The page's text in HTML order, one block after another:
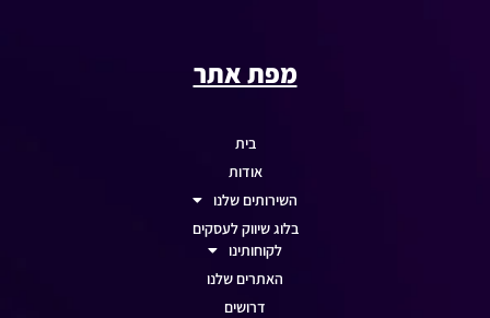
מפת אתר
בית
אודות
השירותים שלנו
בלוג שיווק לעסקים
לקוחותינו
האתרים שלנו
דרושים